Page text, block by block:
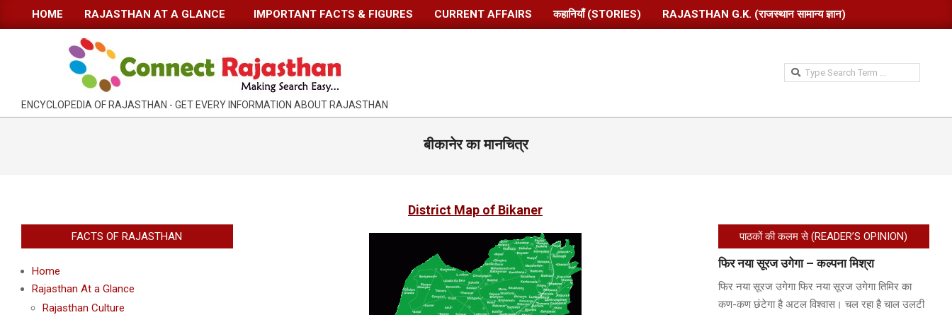
to
Primary
HOME RAJASTHAN AT A GLANCE IMPORTANT FACTS & FIGURES CURRENT AFFAIRS कहानियाँ (STORIES) RAJASTHAN G.K. (राजस्थान सामान्य ज्ञान)
RAJASTHAN
ENCYCLOPEDIA OF RAJASTHAN - GET EVERY INFORMATION ABOUT RAJASTHAN
Search
बीकानेर का मानचित्र
District Map of Bikaner
FACTS OF RAJASTHAN
Home
Rajasthan At a Glance
Rajasthan Culture
पाठकों की कलम से (READER’S OPINION)
फिर नया सूरज उगेगा – कल्पना मिश्रा
फिर नया सूरज उगेगा फिर नया सूरज उगेगा तिमिर का
कण-कण छंटेगा है अटल विश्वास। चल रहा है चाल उलटी